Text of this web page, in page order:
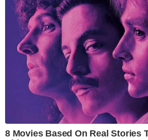
8 Movies Based On Real Stories